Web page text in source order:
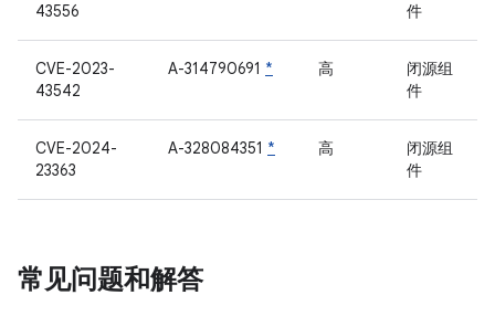
43556
件
CVE-2023-
43542
A-314790691 * 高
闭源组
件
CVE-2024-
23363
A-328084351 * 高
闭源组
件
常见问题和解答